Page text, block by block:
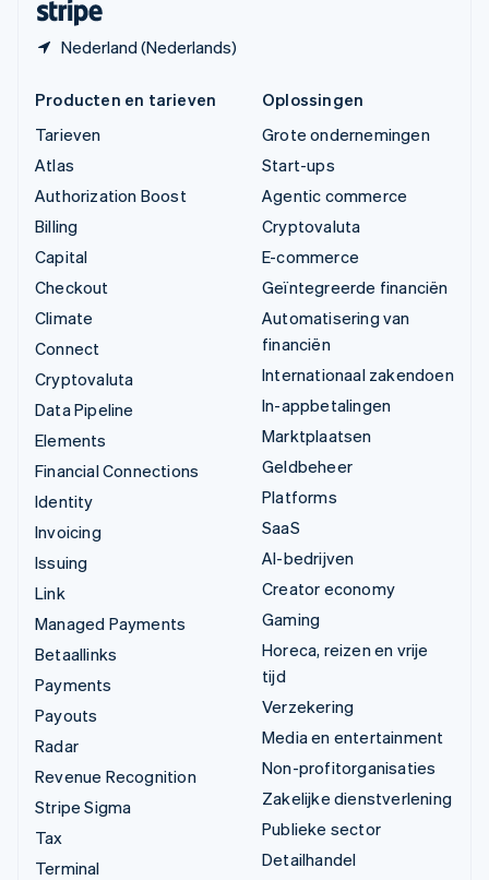
Nederland (Nederlands)
Producten en tarieven
Tarieven
Atlas
Authorization Boost
Billing
Capital
Checkout
Climate
Connect
Cryptovaluta
Data Pipeline
Elements
Financial Connections
Identity
Invoicing
Issuing
Link
Managed Payments
Betaallinks
Payments
Payouts
Radar
Revenue Recognition
Stripe Sigma
Tax
Terminal
Oplossingen
Grote ondernemingen
Start-ups
Agentic commerce
Cryptovaluta
E-commerce
Geïntegreerde financiën
Automatisering van
financiën
Internationaal zakendoen
In-appbetalingen
Marktplaatsen
Geldbeheer
Platforms
SaaS
AI-bedrijven
Creator economy
Gaming
Horeca, reizen en vrije
tijd
Verzekering
Media en entertainment
Non-profitorganisaties
Zakelijke dienstverlening
Publieke sector
Detailhandel